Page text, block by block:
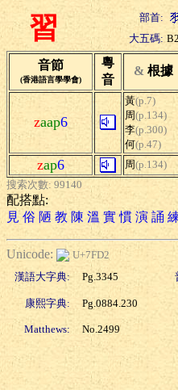
習 部首:
大五碼:
音節
(香港語言學學會)
粵
音
& 根據
zaap6
黃(p.7)
周(p.134)
李(p.300)
何(p.47)
zap6 周(p.134)
搜索次數: 99140
配搭點:
見 俗 陋 教 陳 溫 實 慣 演 誦
Unicode:
U+7FD2
漢語大字典:
Pg.3345
康熙字典: Pg.0884.230
Matthews: No.2499